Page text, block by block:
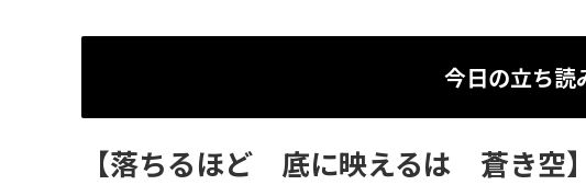
今日の立ち読
【落ちるほど 底に映えるは 蒼き空】